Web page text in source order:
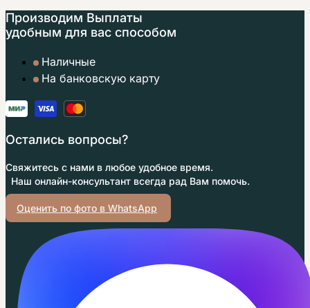
Производим Выплаты
удобным для вас способом
Наличные
На банковскую карту
Остались вопросы?
Свяжитесь с нами в любое удобное время.
Наш онлайн-консультант всегда рад Вам помочь.
Оценить по фото в WhatsApp